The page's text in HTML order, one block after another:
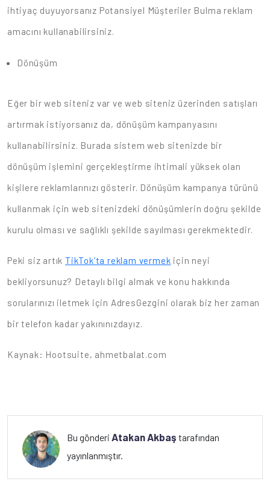
ihtiyaç duyuyorsanız Potansiyel Müşteriler Bulma reklam
amacını kullanabilirsiniz.
Dönüşüm
Eğer bir web siteniz var ve web siteniz üzerinden satışları
artırmak istiyorsanız da, dönüşüm kampanyasını
kullanabilirsiniz. Burada sistem web sitenizde bir
dönüşüm işlemini gerçekleştirme ihtimali yüksek olan
kişilere reklamlarınızı gösterir. Dönüşüm kampanya türünü
kullanmak için web sitenizdeki dönüşümlerin doğru şekilde
kurulu olması ve sağlıklı şekilde sayılması gerekmektedir.
Peki siz artıkTikTok’ta reklam vermek için neyi
bekliyorsunuz? Detaylı bilgi almak ve konu hakkında
sorularınızı iletmek için AdresGezgini olarak biz her zaman
bir telefon kadar yakınınızdayız.
Kaynak: Hootsuite, ahmetbalat.com
Bu gönderiAtakan Akbaştarafından
yayınlanmıştır.